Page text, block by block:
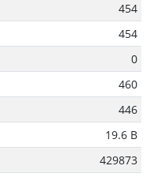
454
454
0
460
446
19.6 B
429873